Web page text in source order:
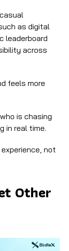
as digital
leaderboard
across
feels more
is chasing
in real time.
not
Other